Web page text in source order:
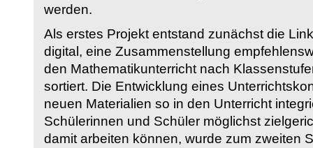
werden.
Als erstes Projekt entstand zunächst die
digital, eine Zusammenstellung
den Mathematikunterricht nach
sortiert. Die Entwicklung eines
neuen Materialien so in den Unterricht
Schülerinnen und Schüler möglichst
damit arbeiten können, wurde zum zweiten